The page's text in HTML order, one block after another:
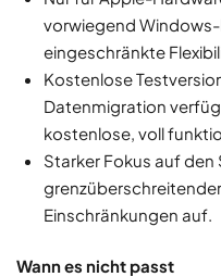
vorwiegend
eingeschränkte
Kostenlose
Datenmigration
kostenlose, voll
Starker Fokus auf den
Einschränkungen auf.
Wann es nicht passt